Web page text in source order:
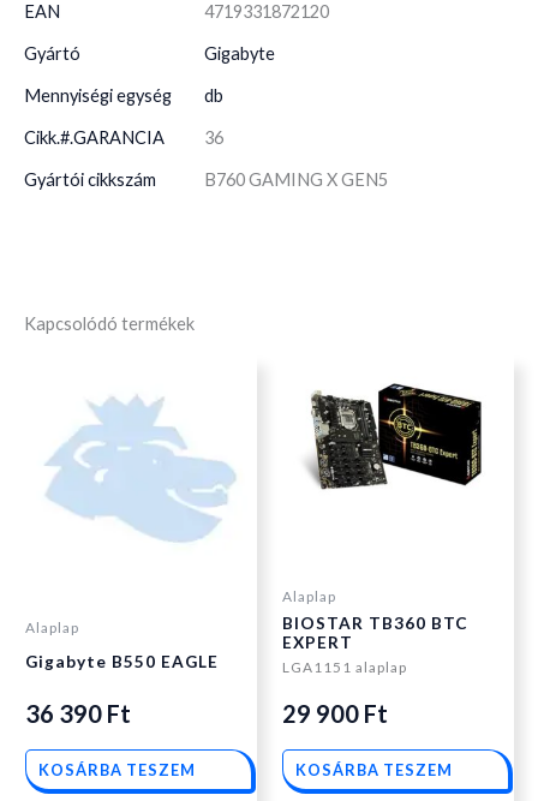
EAN 4719331872120
Gyártó Gigabyte
Mennyiségi egység db
Cikk.#.GARANCIA 36
Gyártói cikkszám B760 GAMING X GEN5
Kapcsolódó termékek
Alaplap
Gigabyte B550 EAGLE
36 390 Ft
KOSÁRBA TESZEM
Alaplap
BIOSTAR TB360 BTC
EXPERT
LGA1151 alaplap
29 900 Ft
KOSÁRBA TESZEM